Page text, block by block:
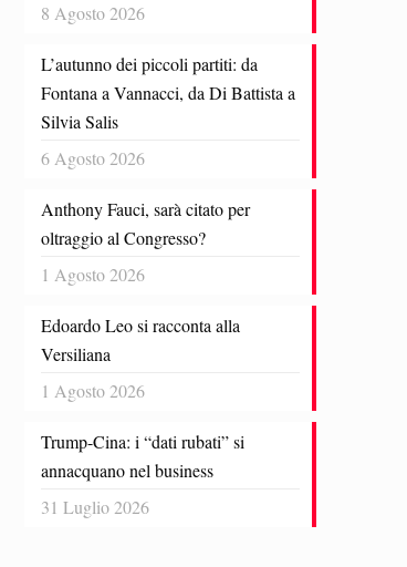
8 Agosto 2026
L’autunno dei piccoli partiti: da
Fontana a Vannacci, da Di Battista a
Silvia Salis
6 Agosto 2026
Anthony Fauci, sarà citato per
oltraggio al Congresso?
1 Agosto 2026
Edoardo Leo si racconta alla
Versiliana
1 Agosto 2026
Trump-Cina: i “dati rubati” si
annacquano nel business
31 Luglio 2026